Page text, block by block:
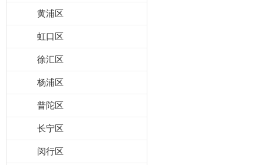
黄浦区
虹口区
徐汇区
杨浦区
普陀区
长宁区
闵行区